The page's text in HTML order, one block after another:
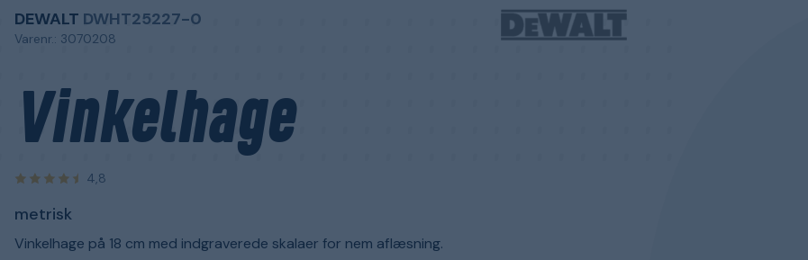
DEWALT DWHT25227-0
Varenr.: 3070208
Vinkelhage
4,8
metrisk
Vinkelhage på 18 cm med indgraverede skalaer for nem aflæsning.